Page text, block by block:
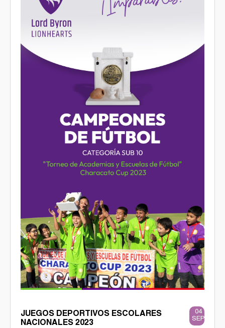
JUEGOS DEPORTIVOS ESCOLARES
NACIONALES 2023
04
SEP